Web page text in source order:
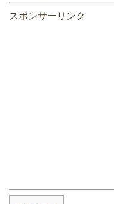
スポンサーリンク